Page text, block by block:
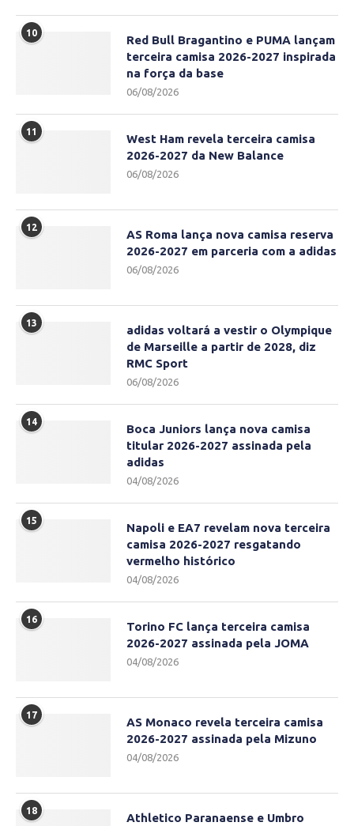
10
Red Bull Bragantino e PUMA lançam
terceira camisa 2026-2027 inspirada
na força da base
06/08/2026
11
West Ham revela terceira camisa
2026-2027 da New Balance
06/08/2026
12
AS Roma lança nova camisa reserva
2026-2027 em parceria com a adidas
06/08/2026
13
adidas voltará a vestir o Olympique
de Marseille a partir de 2028, diz
RMC Sport
06/08/2026
14
Boca Juniors lança nova camisa
titular 2026-2027 assinada pela
adidas
04/08/2026
15
Napoli e EA7 revelam nova terceira
camisa 2026-2027 resgatando
vermelho histórico
04/08/2026
16
Torino FC lança terceira camisa
2026-2027 assinada pela JOMA
04/08/2026
17
AS Monaco revela terceira camisa
2026-2027 assinada pela Mizuno
04/08/2026
18
Athletico Paranaense e Umbro